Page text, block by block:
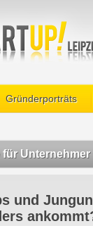
Gründerporträts
für
und